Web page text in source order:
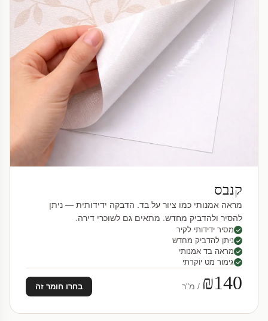
קנבס
מראה אמנותי כמו ציור על בד. הדבקה ידידותית — ניתן
להסיר ולהדביק מחדש. מתאים גם לשוכרי דירה.
מסיר ידידותי לקיר
ניתן להדביק מחדש
מראה בד אמנותי
גימור מט יוקרתי
₪140 / מ"ר בחרו חומר זה